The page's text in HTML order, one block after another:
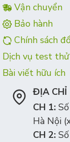
Vận chuyển
Bảo hành
Chính sách
Dịch vụ test
Bài viết hữu ích
ĐỊA CHỈ
CH 1:
Hà Nội
CH 2: